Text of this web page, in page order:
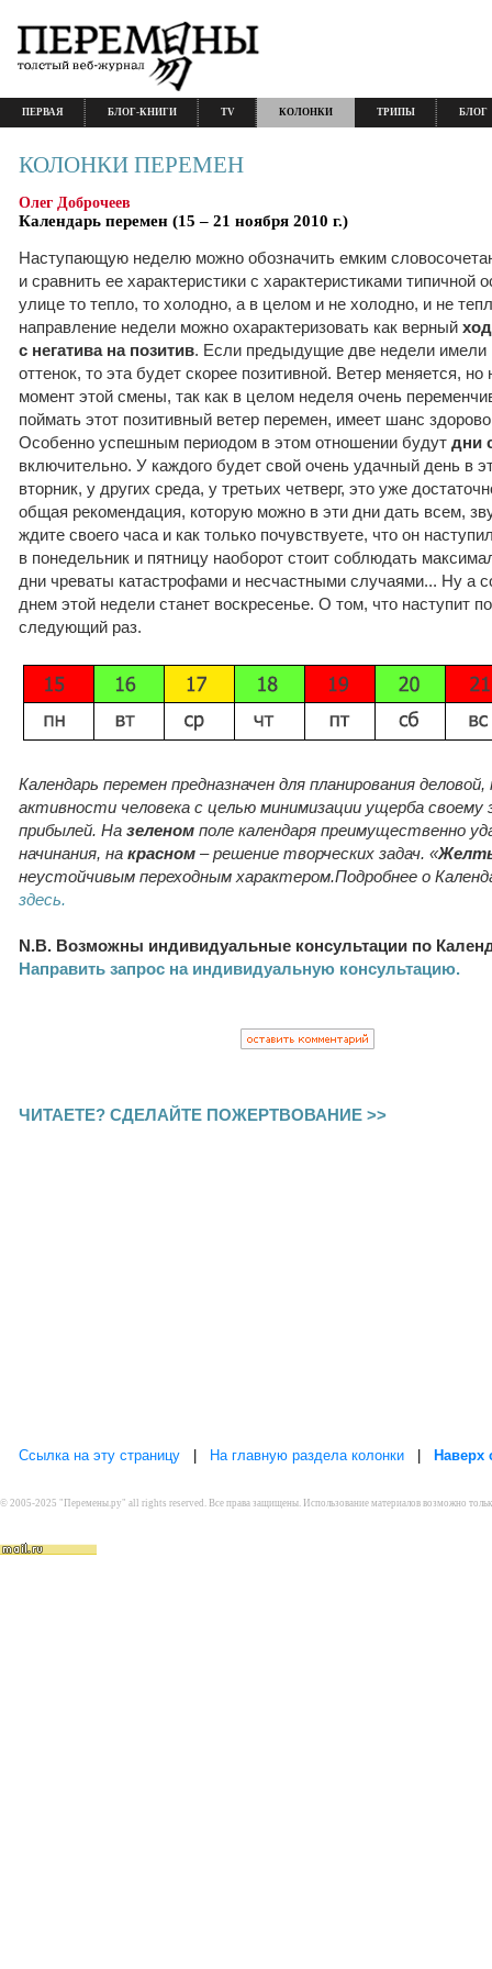
ПЕРВАЯ БЛОГ-КНИГИ TV КОЛОНКИ ТРИПЫ БЛОГ
КОЛОНКИ ПЕРЕМЕН
Олег Доброчеев
Календарь перемен (15 – 21 ноября 2010 г.)
Наступающую неделю можно обозначить емким
и сравнить ее характеристики с характеристиками типичной
улице то тепло, то холодно, а в целом и не холодно, и не
направление недели можно охарактеризовать как верный
с негатива на позитив. Если предыдущие две недели имели
оттенок, то эта будет скорее позитивной. Ветер меняется,
момент этой смены, так как в целом неделя очень
поймать этот позитивный ветер перемен, имеет шанс
Особенно успешным периодом в этом отношении будут дни
включительно. У каждого будет свой очень удачный день в
вторник, у других среда, у третьих четверг, это уже
общая рекомендация, которую можно в эти дни дать всем,
ждите своего часа и как только почувствуете, что он
в понедельник и пятницу наоборот стоит соблюдать
дни чреваты катастрофами и несчастными случаями... Ну а
днем этой недели станет воскресенье. О том, что наступит
следующий раз.
Календарь перемен предназначен для планирования
активности человека с целью минимизации ущерба своему
прибылей. На зеленом поле календаря преимущественно
начинания, на красном – решение творческих задач. «
неустойчивым переходным характером.Подробнее о
здесь.
N.B. Возможны индивидуальные консультации по
Направить запрос на индивидуальную консультацию.
ЧИТАЕТЕ? СДЕЛАЙТЕ ПОЖЕРТВОВАНИЕ >>
Ссылка на эту страницу На главную раздела колонки Наверх
© 2005-2025 "Перемены.ру" all rights reserved. Все права защищены. Использование материалов возможно